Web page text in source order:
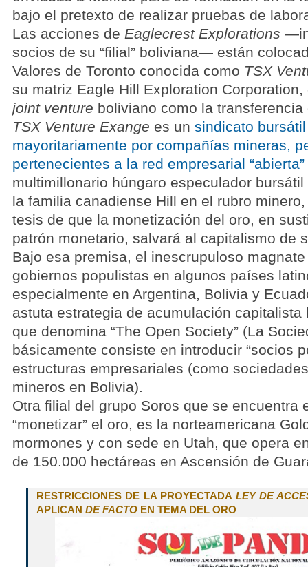
bajo el pretexto de realizar pruebas de
Las acciones de Eaglecrest Explorations
socios de su “filial” boliviana— están
Valores de Toronto conocida como TSX
su matriz Eagle Hill Exploration
joint venture boliviano como la
TSX Venture Exange es un sindicato
mayoritariamente por compañías mineras,
pertenecientes a la red empresarial
multimillonario húngaro especulador
la familia canadiense Hill en el rubro
tesis de que la monetización del oro, en
patrón monetario, salvará al capitalismo de
Bajo esa premisa, el inescrupuloso
gobiernos populistas en algunos países
especialmente en Argentina, Bolivia y
astuta estrategia de acumulación
que denomina “The Open Society” (La
básicamente consiste en introducir “socios
estructuras empresariales (como
mineros en Bolivia).
Otra filial del grupo Soros que se encuentra
“monetizar” el oro, es la norteamericana
mormones y con sede en Utah, que opera
de 150.000 hectáreas en Ascensión de
RESTRICCIONES DE LA PROYECTADA LEY DE
APLICAN DE FACTO EN TEMA DEL ORO